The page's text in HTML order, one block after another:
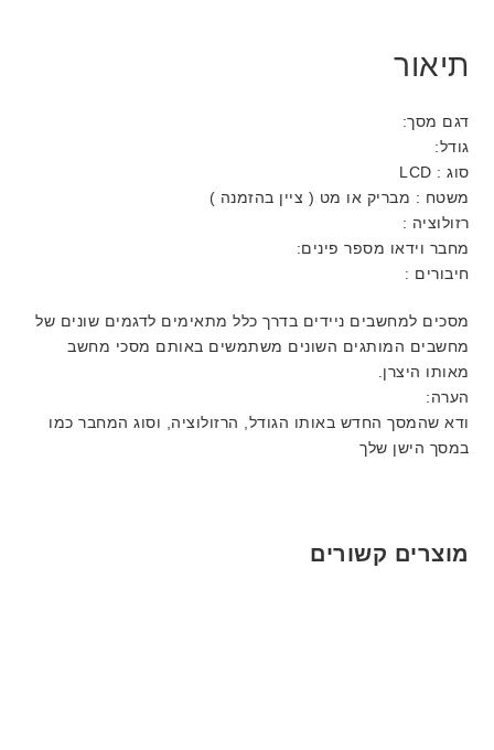
תיאור
דגם מסך:
גודל:
סוג : LCD
משטח : מבריק או מט ( ציין בהזמנה )
רזולוציה :
מחבר וידאו מספר פינים:
חיבורים :
מסכים למחשבים ניידים בדרך כלל מתאימים לדגמים שונים של
מחשבים המותגים השונים משתמשים באותם מסכי מחשב
מאותו היצרן.
הערה:
ודא שהמסך החדש באותו הגודל, הרזולוציה, וסוג המחבר כמו
במסך הישן שלך
מוצרים קשורים